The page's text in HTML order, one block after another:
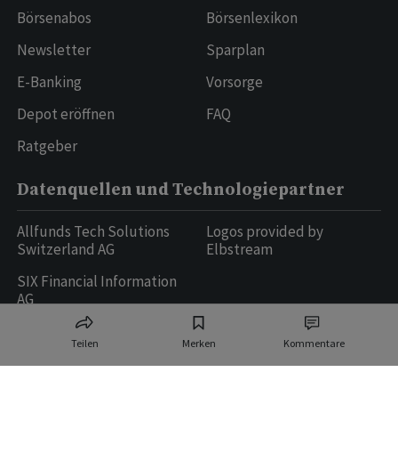
Teilen Merken Kommentare
Börsenabos
Newsletter
E-Banking
Depot eröffnen
Ratgeber
Börsenlexikon
Sparplan
Vorsorge
FAQ
Datenquellen und Technologiepartner
Allfunds Tech Solutions
Switzerland AG
SIX Financial Information
AG
Logos provided by
Elbstream
Ringier AG | Ringier Medien Schweiz